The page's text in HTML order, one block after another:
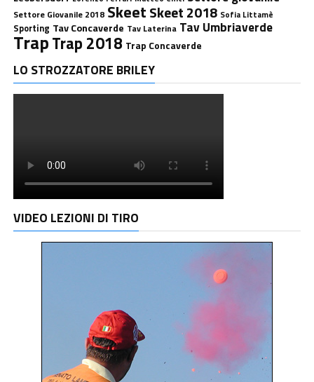
Settore Giovanile 2018 SkeetSkeet 2018 Sofia Littamè
Sporting Tav Concaverde Tav Laterina Tav Umbriaverde
TrapTrap 2018 Trap Concaverde
LO STROZZATORE BRILEY
VIDEO LEZIONI DI TIRO